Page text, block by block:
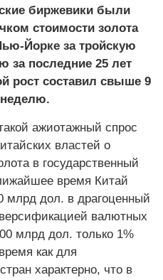
биржевики были
стоимости золота
Йорке за тройскую
за последние 25 лет
рост составил свыше 9
ажиотажный спрос
властей о
в государственный
время Китай
млрд дол. в драгоценный
валютных
млрд дол. только 1%
как для
характерно, что в